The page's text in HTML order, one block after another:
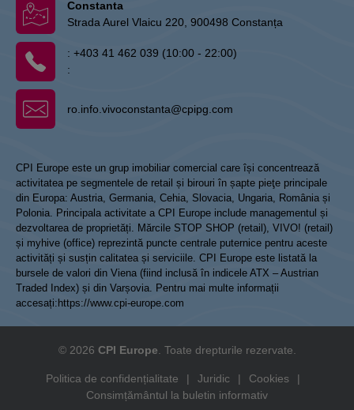
Constanta
Strada Aurel Vlaicu 220, 900498 Constanța
: +403 41 462 039 (10:00 - 22:00)
:
ro.info.vivoconstanta@cpipg.com
CPI Europe este un grup imobiliar comercial care își concentrează
activitatea pe segmentele de retail și birouri în șapte pieţe principale
din Europa: Austria, Germania, Cehia, Slovacia, Ungaria, România și
Polonia. Principala activitate a CPI Europe include managementul și
dezvoltarea de proprietăți. Mărcile STOP SHOP (retail), VIVO! (retail)
și myhive (office) reprezintă puncte centrale puternice pentru aceste
activități și susțin calitatea și serviciile. CPI Europe este listată la
bursele de valori din Viena (fiind inclusă în indicele ATX – Austrian
Traded Index) și din Varșovia. Pentru mai multe informații
accesați: https://www.cpi-europe.com
© 2026 CPI Europe . Toate drepturile rezervate.
Politica de confidențialitate | Juridic | Cookies
|
Consimțământul la buletin informativ